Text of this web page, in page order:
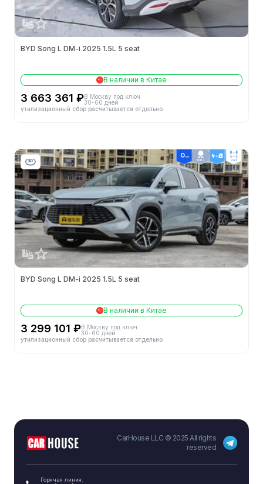
Минимальный радиус поворота
Объем багажника (л)
Минимальный дорожный просвет (мм)
Способ открытия дверей
Тип топлива 纯电动
Электродвигатели
Суммарная мощность (л.с.) 204
Суммарная мощность (кВт) 150
Суммарный крутящий момент (Н·м) 310
Макс. мощность заднего мотора (кВт)
Макс. крутящий момент заднего мотора (Н·м) 310
Тип мотора
BYD Song L DM-i 2025 1.5L 5 seat
В наличии в Китае
3 663 361 ₽В Москву под ключ
30-60 дней
утилизационный сбор расчитывается отдельно
ТОП 2 2wd
BYD Song L DM-i 2025 1.5L 5 seat
В наличии в Китае
3 299 101 ₽В Москву под ключ
30-60 дней
утилизационный сбор расчитывается отдельно
CarHouse LLC © 2025 All rights
reserved
Горячая линия: